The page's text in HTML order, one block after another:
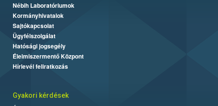
Nébih Laboratóriumok
Kormányhivatalok
Sajtókapcsolat
Ügyfélszolgálat
Hatósági jogsegély
Élelmiszermentő Központ
Hírlevél feliratkozás
Gyakori kérdések